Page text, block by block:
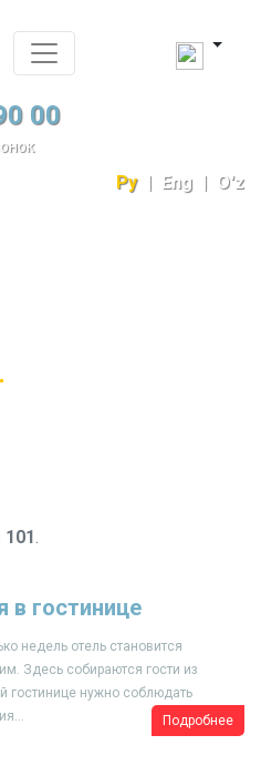
00
Ру | Eng | O'z
101.
в гостинице
недель отель становится
Здесь собираются гости из
гостинице нужно соблюдать
Подробнее